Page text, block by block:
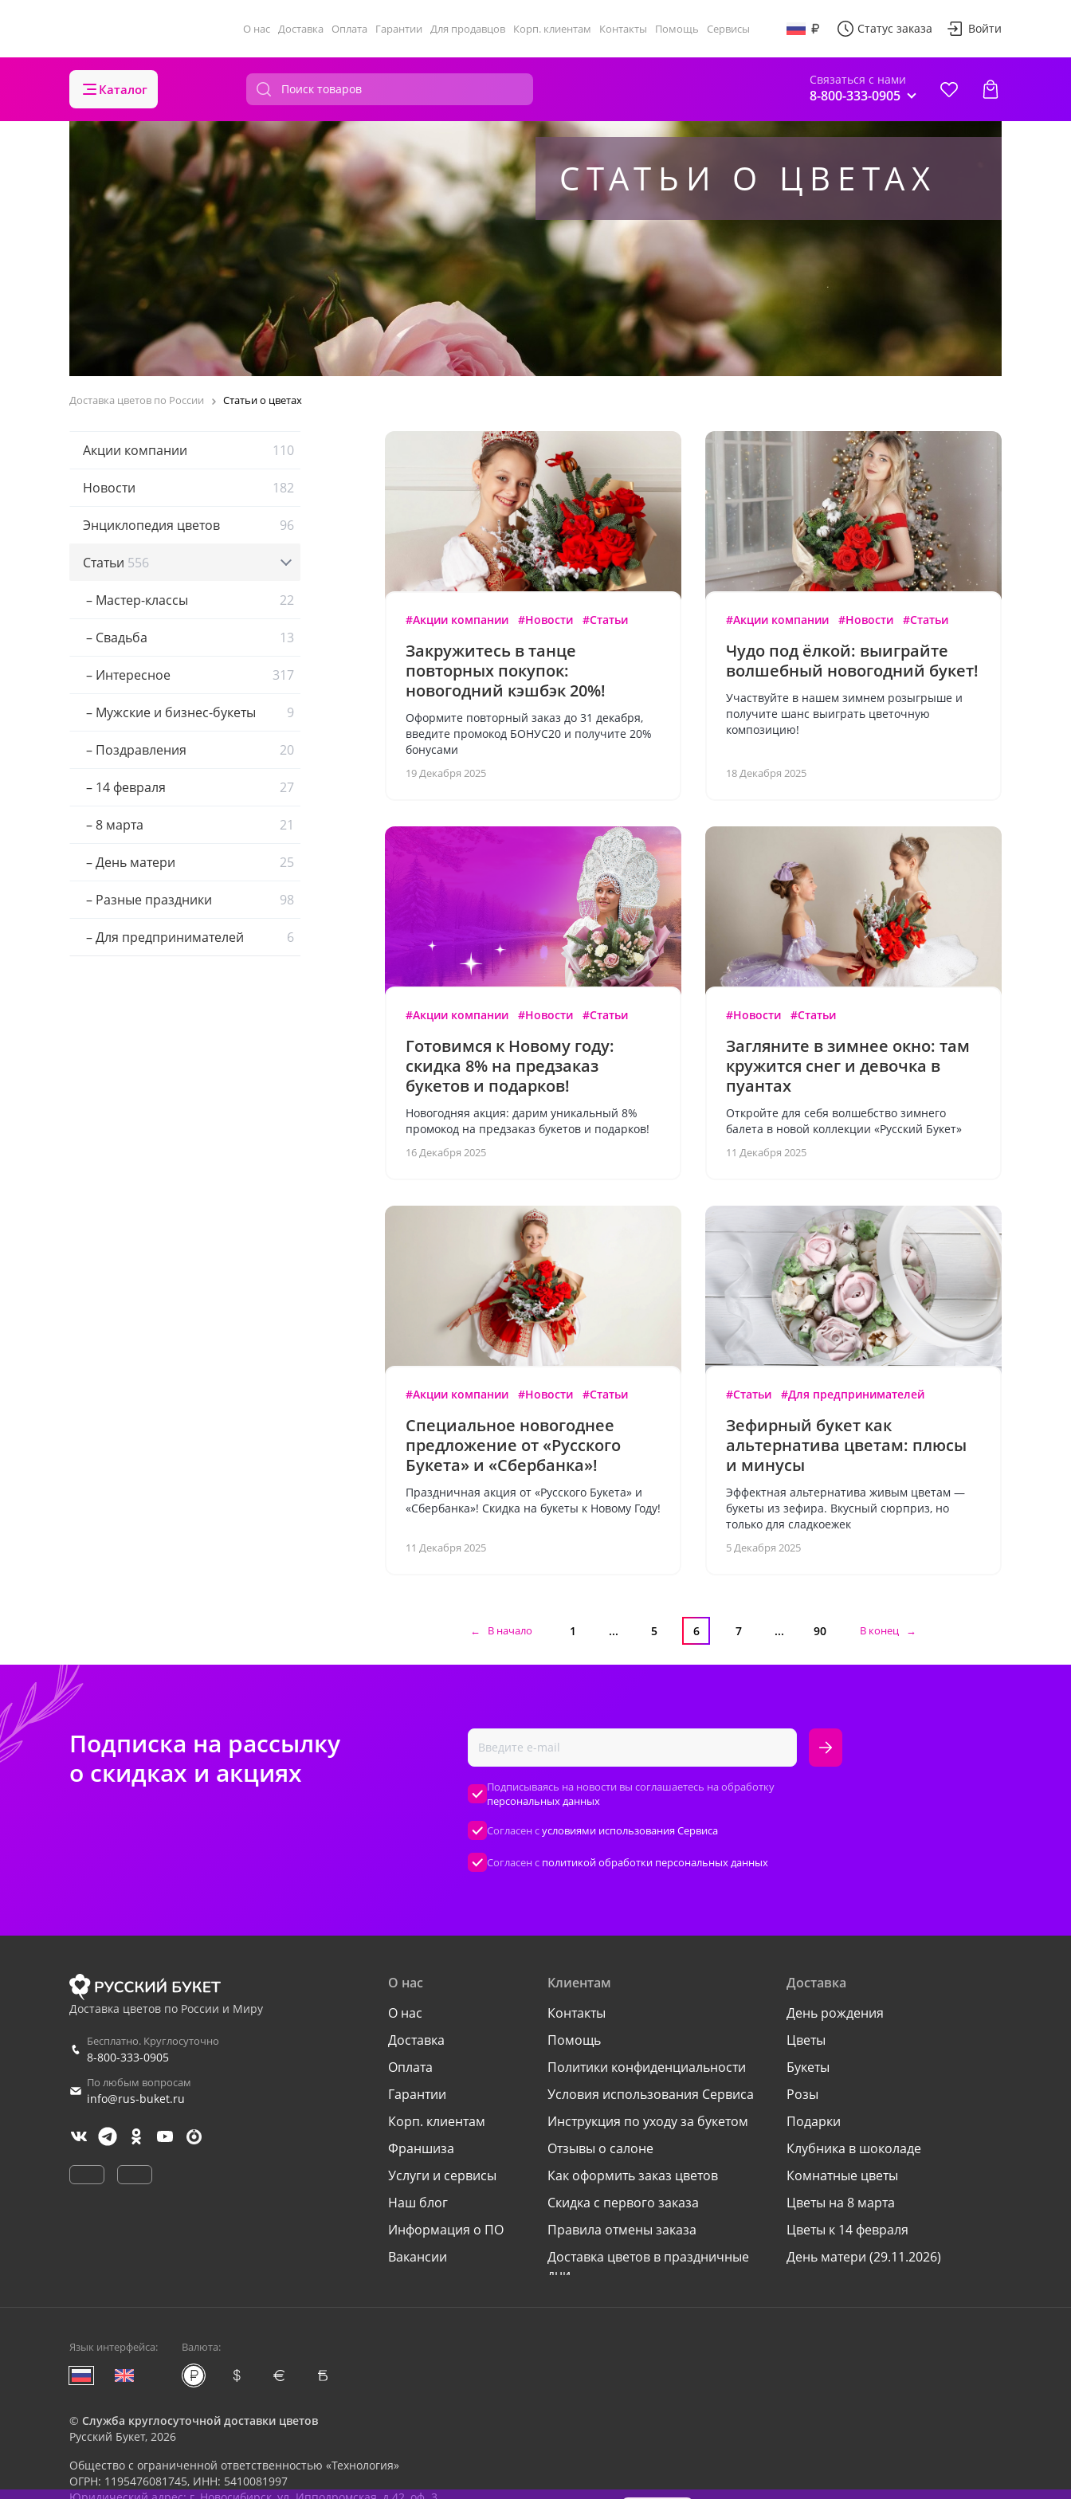
О нас Доставка Оплата Гарантии Для продавцов Корп. клиентам Контакты Помощь Сервисы Статус заказа Войти
Каталог
Связаться с нами
8-800-333-0905
СТАТЬИ О ЦВЕТАХ
Доставка цветов по России Статьи о цветах
Акции компании 110
Новости 182
Энциклопедия цветов 96
Статьи 556
– Мастер-классы 22
– Свадьба 13
– Интересное 317
– Мужские и бизнес-букеты 9
– Поздравления 20
– 14 февраля 27
– 8 марта 21
– День матери 25
– Разные праздники 98
– Для предпринимателей 6
#Акции компании #Новости #Статьи
Закружитесь в танце
повторных покупок:
новогодний кэшбэк 20%!
Оформите повторный заказ до 31 декабря,
введите промокод БОНУС20 и получите 20%
бонусами
19 Декабря 2025
#Акции компании #Новости #Статьи
Чудо под ёлкой: выиграйте
волшебный новогодний букет!
Участвуйте в нашем зимнем розыгрыше и
получите шанс выиграть цветочную
композицию!
18 Декабря 2025
#Акции компании #Новости #Статьи
Готовимся к Новому году:
скидка 8% на предзаказ
букетов и подарков!
Новогодняя акция: дарим уникальный 8%
промокод на предзаказ букетов и подарков!
16 Декабря 2025
#Новости #Статьи
Загляните в зимнее окно: там
кружится снег и девочка в
пуантах
Откройте для себя волшебство зимнего
балета в новой коллекции «Русский Букет»
11 Декабря 2025
#Акции компании #Новости #Статьи
Специальное новогоднее
предложение от «Русского
Букета» и «Сбербанка»!
Праздничная акция от «Русского Букета» и
«Сбербанка»! Скидка на букеты к Новому Году!
11 Декабря 2025
#Статьи #Для предпринимателей
Зефирный букет как
альтернатива цветам: плюсы
и минусы
Эффектная альтернатива живым цветам —
букеты из зефира. Вкусный сюрприз, но
только для сладкоежек
5 Декабря 2025
← В начало 1 ... 5 6 7 ... 90 В конец →
Подписка на рассылку
о скидках и акциях
Подписываясь на новости вы соглашаетесь на обработку
персональных данных
Согласен сусловиями использования Сервиса
Согласен с политикой обработки персональных данных
Доставка цветов по России и Миру
Бесплатно. Круглосуточно
8-800-333-0905
По любым вопросам
info@rus-buket.ru
О нас
О нас
Доставка
Оплата
Гарантии
Корп. клиентам
Франшиза
Услуги и сервисы
Наш блог
Информация о ПО
Вакансии
Клиентам
Контакты
Помощь
Политики конфиденциальности
Условия использования Сервиса
Инструкция по уходу за букетом
Отзывы о салоне
Как оформить заказ цветов
Скидка с первого заказа
Правила отмены заказа
Доставка цветов в праздничные
дни
Доставка
День рождения
Цветы
Букеты
Розы
Подарки
Клубника в шоколаде
Комнатные цветы
Цветы на 8 марта
Цветы к 14 февраля
День матери (29.11.2026)
Язык интерфейса: Валюта:
© Служба круглосуточной доставки цветов
Русский Букет, 2026
Общество с ограниченной ответственностью «Технология»
ОГРН: 1195476081745, ИНН: 5410081997